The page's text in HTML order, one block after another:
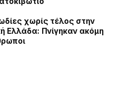
χωρίς τέλος στην
Ελλάδα: Πνίγηκαν ακόμη